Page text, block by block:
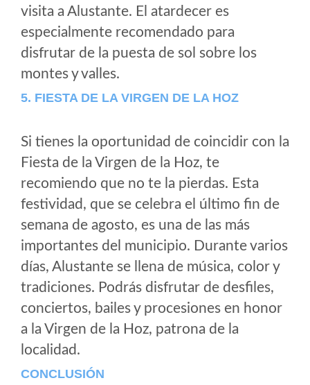
visita a Alustante. El atardecer es
especialmente recomendado para
disfrutar de la puesta de sol sobre los
montes y valles.
5. FIESTA DE LA VIRGEN DE LA HOZ
Si tienes la oportunidad de coincidir con la
Fiesta de la Virgen de la Hoz, te
recomiendo que no te la pierdas. Esta
festividad, que se celebra el último fin de
semana de agosto, es una de las más
importantes del municipio. Durante varios
días, Alustante se llena de música, color y
tradiciones. Podrás disfrutar de desfiles,
conciertos, bailes y procesiones en honor
a la Virgen de la Hoz, patrona de la
localidad.
CONCLUSIÓN